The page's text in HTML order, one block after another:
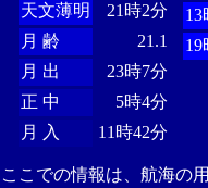
天文薄明
21時2分
月 齢
21.1
月 出
23時7分
正 中
5時4分
月 入
11時42分
13
19
ここでの情報は、航海の